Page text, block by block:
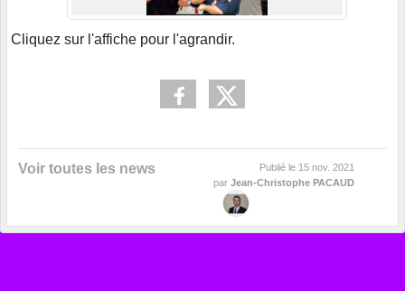
Cliquez sur l'affiche pour l'agrandir.
Voir toutes les news Publié le 15 nov. 2021
par Jean-Christophe PACAUD